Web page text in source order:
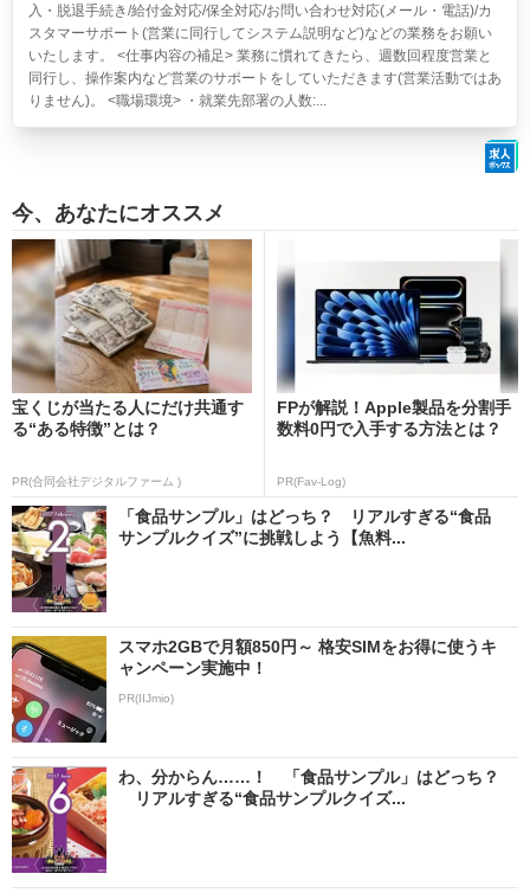
入・脱退手続き/給付金対応/保全対応/お問い合わせ対応(メール・電話)/カ
スタマーサポート(営業に同行してシステム説明など)などの業務をお願い
いたします。 <仕事内容の補足> 業務に慣れてきたら、週数回程度営業と
同行し、操作案内など営業のサポートをしていただきます(営業活動ではあ
りません)。 <職場環境> ・就業先部署の人数:...
今、あなたにオススメ
宝くじが当たる人にだけ共通す
る“ある特徴”とは？
PR(合同会社デジタルファーム )
FPが解説！Apple製品を分割手
数料0円で入手する方法とは？
PR(Fav-Log)
「食品サンプル」はどっち？ リアルすぎる“食品
サンプルクイズ”に挑戦しよう【魚料...
スマホ2GBで月額850円～ 格安SIMをお得に使うキ
ャンペーン実施中！
PR(IIJmio)
わ、分からん……！ 「食品サンプル」はどっち？
リアルすぎる“食品サンプルクイズ...